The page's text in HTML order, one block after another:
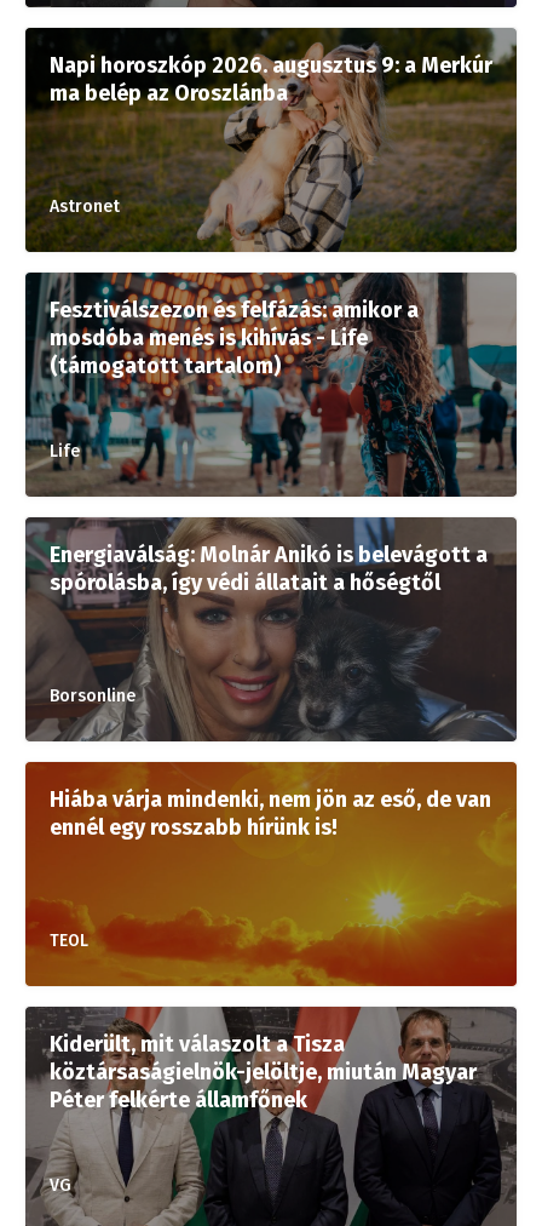
Napi horoszkóp 2026. augusztus 9: a Merkúr
ma belép az Oroszlánba
Astronet
Fesztiválszezon és felfázás: amikor a
mosdóba menés is kihívás - Life
(támogatott tartalom)
Life
Energiaválság: Molnár Anikó is belevágott a
spórolásba, így védi állatait a hőségtől
Borsonline
Hiába várja mindenki, nem jön az eső, de van
ennél egy rosszabb hírünk is!
TEOL
Kiderült, mit válaszolt a Tisza
köztársaságielnök-jelöltje, miután Magyar
Péter felkérte államfőnek
VG